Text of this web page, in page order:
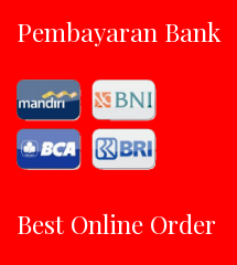
Pembayaran Bank
Best Online Order